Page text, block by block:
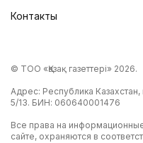
Контакты
© ТОО «Қазақ газеттері» 2026.
Адрес: Республика Казахстан,
5/13. БИН: 060640001476
Все права на
сайте, охраняются в